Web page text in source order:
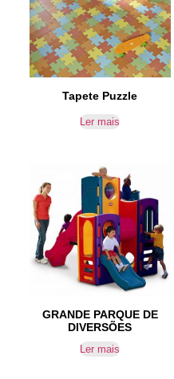
Tapete Puzzle
Ler mais
GRANDE PARQUE DE
DIVERSÕES
Ler mais